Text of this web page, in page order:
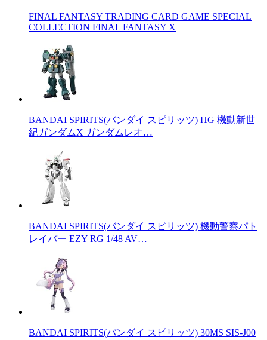
FINAL FANTASY TRADING CARD GAME SPECIAL
COLLECTION FINAL FANTASY X
BANDAI SPIRITS(バンダイ スピリッツ) HG 機動新世
紀ガンダムX ガンダムレオ…
BANDAI SPIRITS(バンダイ スピリッツ) 機動警察パト
レイバー EZY RG 1/48 AV…
BANDAI SPIRITS(バンダイ スピリッツ) 30MS SIS-J00